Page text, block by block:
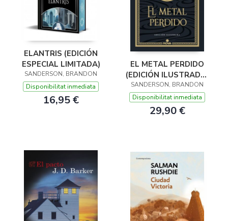
ELANTRIS (EDICIÓN
ESPECIAL LIMITADA)
SANDERSON, BRANDON
Disponibilitat inmediata
16,95 €
EL METAL PERDIDO
(EDICIÓN ILUSTRADA)
(WAX & WAYNE 4)
SANDERSON, BRANDON
Disponibilitat inmediata
29,90 €